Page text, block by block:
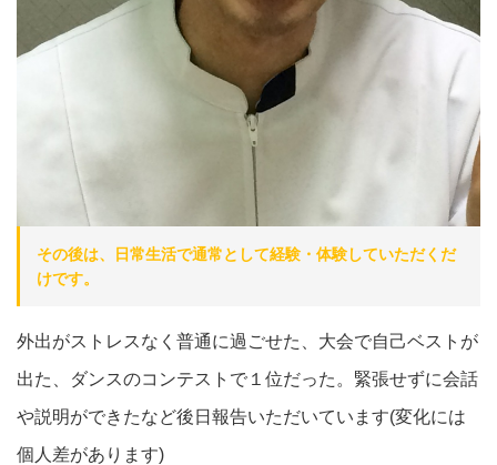
その後は、日常生活で通常として経験・体験していただくだ
けです。
外出がストレスなく普通に過ごせた、大会で自己ベストが
出た、ダンスのコンテストで１位だった。緊張せずに会話
や説明ができたなど後日報告いただいています(変化には
個人差があります)